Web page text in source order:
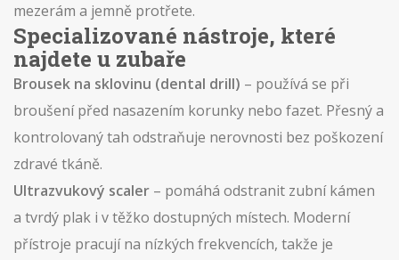
mezerám a jemně protřete.
Specializované nástroje, které
najdete u zubaře
Brousek na sklovinu (dental drill) – používá se při
broušení před nasazením korunky nebo fazet. Přesný a
kontrolovaný tah odstraňuje nerovnosti bez poškození
zdravé tkáně.
Ultrazvukový scaler – pomáhá odstranit zubní kámen
a tvrdý plak i v těžko dostupných místech. Moderní
přístroje pracují na nízkých frekvencích, takže je